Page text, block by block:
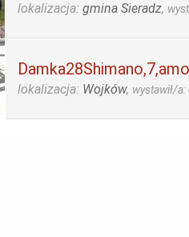
lokalizacja: gmina Sieradz,
lokalizacja: Wojków, wystawił/a: